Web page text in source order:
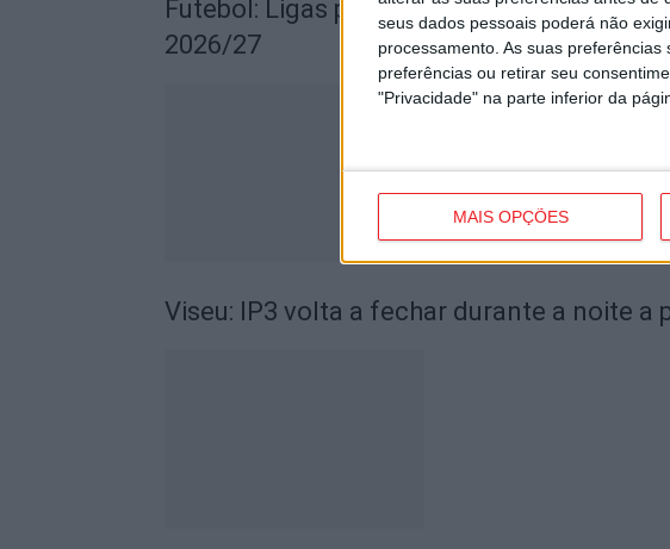
seus dados pessoais poderá não
processamento. As suas
preferências ou retirar seu
"Privacidade" na parte inferior da
MAIS OPÇÕES
Futebol: Ligas profissionais com novas
2026/27
Viseu: IP3 volta a fechar durante a noite a